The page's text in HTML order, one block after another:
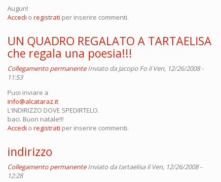
Auguri!
Accedi o registrati per inserire commenti.
UN QUADRO REGALATO A TARTAELISA
che regala una poesia!!!
Collegamento permanente Inviato daJacopo Fo il Ven, 12/26/2008 -
11:53
Puoi inviare a
info@alcataraz.it
L'INDIRIZZO DOVE SPEDIRTELO.
baci. Buon natale!!!
Accedi o registrati per inserire commenti.
indirizzo
Collegamento permanente Inviato datartaelisail Ven, 12/26/2008 -
12:28